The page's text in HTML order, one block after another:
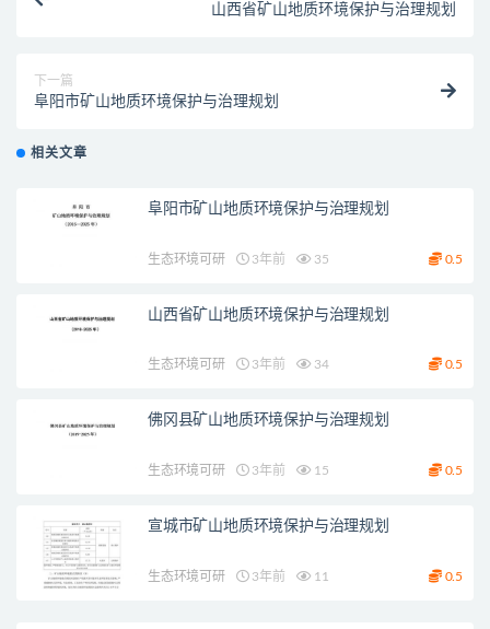
山西省矿山地质环境保护与治理规划
下一篇
阜阳市矿山地质环境保护与治理规划
相关文章
阜阳市矿山地质环境保护与治理规划
生态环境可研 3年前 35 0.5
山西省矿山地质环境保护与治理规划
生态环境可研 3年前 34 0.5
佛冈县矿山地质环境保护与治理规划
生态环境可研 3年前 15 0.5
宣城市矿山地质环境保护与治理规划
生态环境可研 3年前 11 0.5